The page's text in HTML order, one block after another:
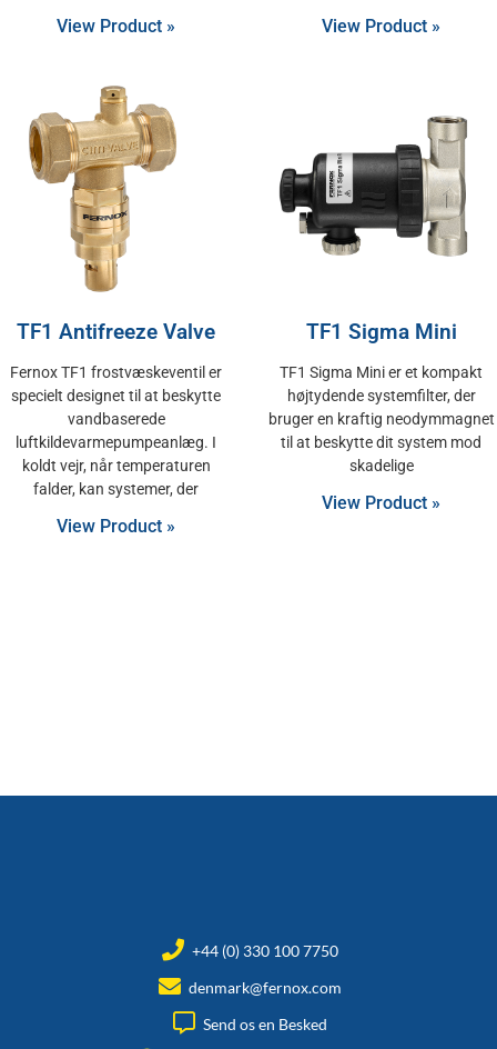
View Product » View Product »
TF1 Antifreeze Valve
Fernox TF1 frostvæskeventil er
specielt designet til at beskytte
vandbaserede
luftkildevarmepumpeanlæg. I
koldt vejr, når temperaturen
falder, kan systemer, der
View Product »
TF1 Sigma Mini
TF1 Sigma Mini er et kompakt
højtydende systemfilter, der
bruger en kraftig neodymmagnet
til at beskytte dit system mod
skadelige
View Product »
+44 (0) 330 100 7750
denmark@fernox.com
Send os en Besked